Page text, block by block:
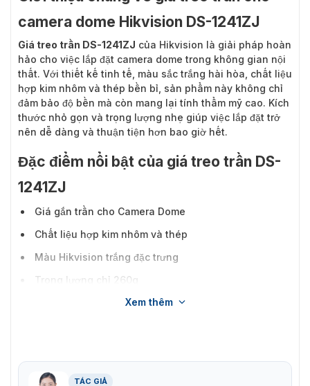
camera dome Hikvision DS-1241ZJ
Giá treo trần DS-1241ZJ của Hikvision là giải pháp hoàn
hảo cho việc lắp đặt camera dome trong không gian nội
thất. Với thiết kế tinh tế, màu sắc trắng hài hòa, chất liệu
hợp kim nhôm và thép bền bỉ, sản phẩm này không chỉ
đảm bảo độ bền mà còn mang lại tính thẩm mỹ cao. Kích
thước nhỏ gọn và trọng lượng nhẹ giúp việc lắp đặt trở
nên dễ dàng và thuận tiện hơn bao giờ hết.
Đặc điểm nổi bật của giá treo trần DS-
1241ZJ
Giá gắn trần cho Camera Dome
Chất liệu hợp kim nhôm và thép
Màu Hikvision trắng đặc trưng
Trọng lượng chỉ 260g
Kích thước Φ210×26.8mm, dễ dàng lắp đặt
Xem thêm
TÁC GIẢ